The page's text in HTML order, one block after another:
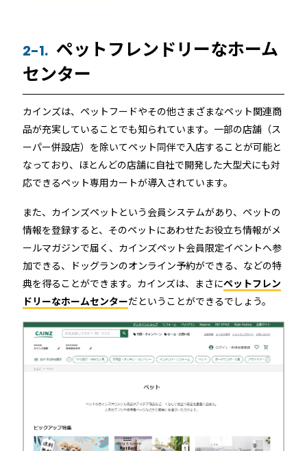
2-1. ペットフレンドリーなホーム
センター
カインズは、ペットフードやその他さまざまなペット関連商
品が充実していることでも知られています。一部の店舗（ス
ーパー併設店）を除いてペット同伴で入店することが可能と
なっており、ほとんどの店舗に自社で開発した大型犬にも対
応できるペット専用カートが導入されています。
また、カインズペットという会員システムがあり、ペットの
情報を登録すると、そのペットにあわせたお役立ち情報がメ
ールマガジンで届く、カインズペット会員限定イベントへ参
加できる、ドッグランのオンライン予約ができる、などの特
典を得ることができます。カインズは、まさにペットフレン
ドリーなホームセンターだということができるでしょう。